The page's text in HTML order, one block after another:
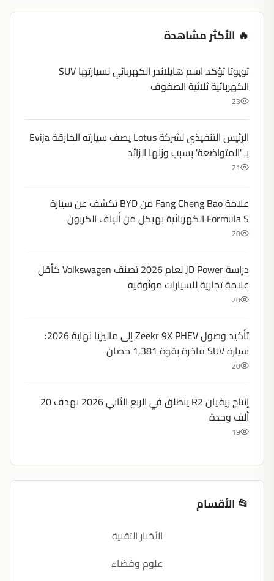
🔥 الأكثر مشاهدة
تويوتا تؤكد اسم هايلاندر الكهربائي لسيارتها SUV
الكهربائية ثلاثية الصفوف
23
الرئيس التنفيذي لشركة Lotus يصف سيارته الخارقة Evija
بـ 'المتواضعة' بسبب وزنها الزائد
21
علامة Fang Cheng Bao من BYD تكشف عن سيارة
Formula S الكهربائية بهيكل من ألياف الكربون
20
دراسة JD Power لعام 2026 تصنف Volkswagen كأقل
علامة تجارية للسيارات موثوقية
20
تأكيد وصول Zeekr 9X PHEV إلى ماليزيا نهاية 2026:
سيارة SUV فاخرة بقوة 1,381 حصان
20
إنتاج ريفيان R2 ينطلق في الربع الثاني 2026 بهدف 20
ألف وحدة
19
📂 الأقسام
الأخبار التقنية
علوم وفضاء